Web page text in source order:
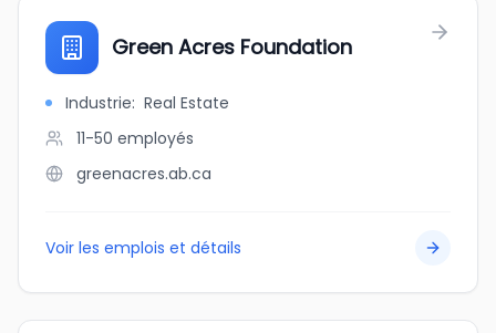
Green Acres Foundation
Industrie: Real Estate
11-50 employés
greenacres.ab.ca
Voir les emplois et détails